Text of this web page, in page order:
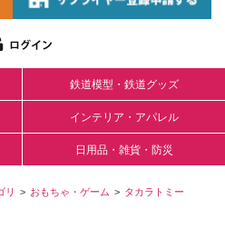
鉄道模型・鉄道グッズ
インテリア・アパレル
日用品・雑貨・防災
リ おもちゃ・ゲーム
タカラトミー